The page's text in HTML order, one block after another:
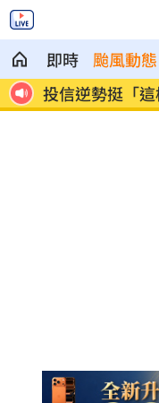
即時 颱風動態
高
投信逆勢挺「